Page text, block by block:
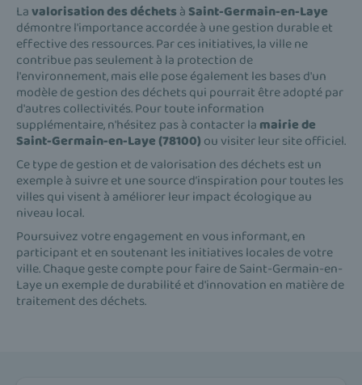
Lavalorisation des déchets à Saint-Germain-en-Laye
démontre l'importance accordée à une gestion durable et
effective des ressources. Par ces initiatives, la ville ne
contribue pas seulement à la protection de
l'environnement, mais elle pose également les bases d'un
modèle de gestion des déchets qui pourrait être adopté par
d'autres collectivités. Pour toute information
supplémentaire, n'hésitez pas à contacter la mairie de
Saint-Germain-en-Laye (78100) ou visiter leur site officiel.
Ce type de gestion et de valorisation des déchets est un
exemple à suivre et une source d’inspiration pour toutes les
villes qui visent à améliorer leur impact écologique au
niveau local.
Poursuivez votre engagement en vous informant, en
participant et en soutenant les initiatives locales de votre
ville. Chaque geste compte pour faire de Saint-Germain-en-
Laye un exemple de durabilité et d'innovation en matière de
traitement des déchets.